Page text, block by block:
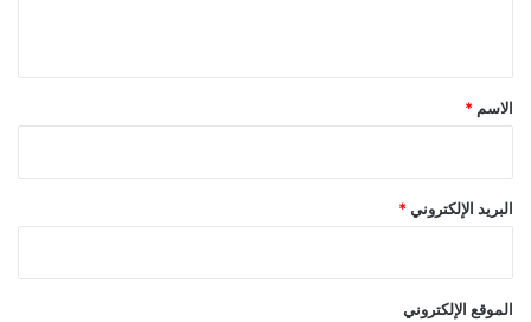
*
الاسم *
البريد الإلكتروني *
الموقع الإلكتروني